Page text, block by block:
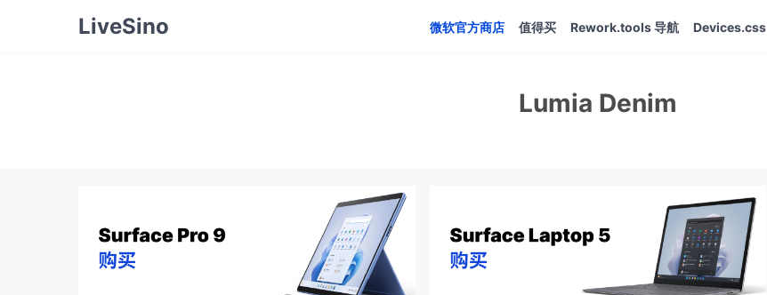
LiveSino 微软官方商店 值得买 Rework.tools 导航 Devices.css
Lumia Denim